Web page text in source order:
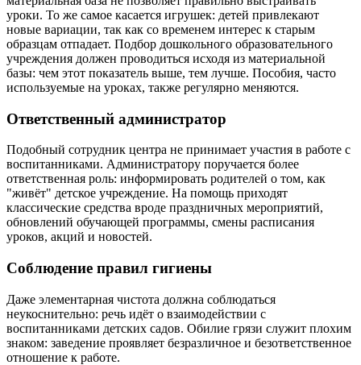
уроки. То же самое касается игрушек: детей привлекают
новые вариации, так как со временем интерес к старым
образцам отпадает. Подбор дошкольного образовательного
учреждения должен проводиться исходя из материальной
базы: чем этот показатель выше, тем лучше. Пособия, часто
используемые на уроках, также регулярно меняются.
Ответственный администратор
Подобный сотрудник центра не принимает участия в работе с
воспитанниками. Администратору поручается более
ответственная роль: информировать родителей о том, как
"живёт" детское учреждение. На помощь приходят
классические средства вроде праздничных мероприятий,
обновлений обучающей программы, смены расписания
уроков, акций и новостей.
Соблюдение правил гигиены
Даже элементарная чистота должна соблюдаться
неукоснительно: речь идёт о взаимодействии с
воспитанниками детских садов. Обилие грязи служит плохим
знаком: заведение проявляет безразличное и безответственное
отношение к работе.